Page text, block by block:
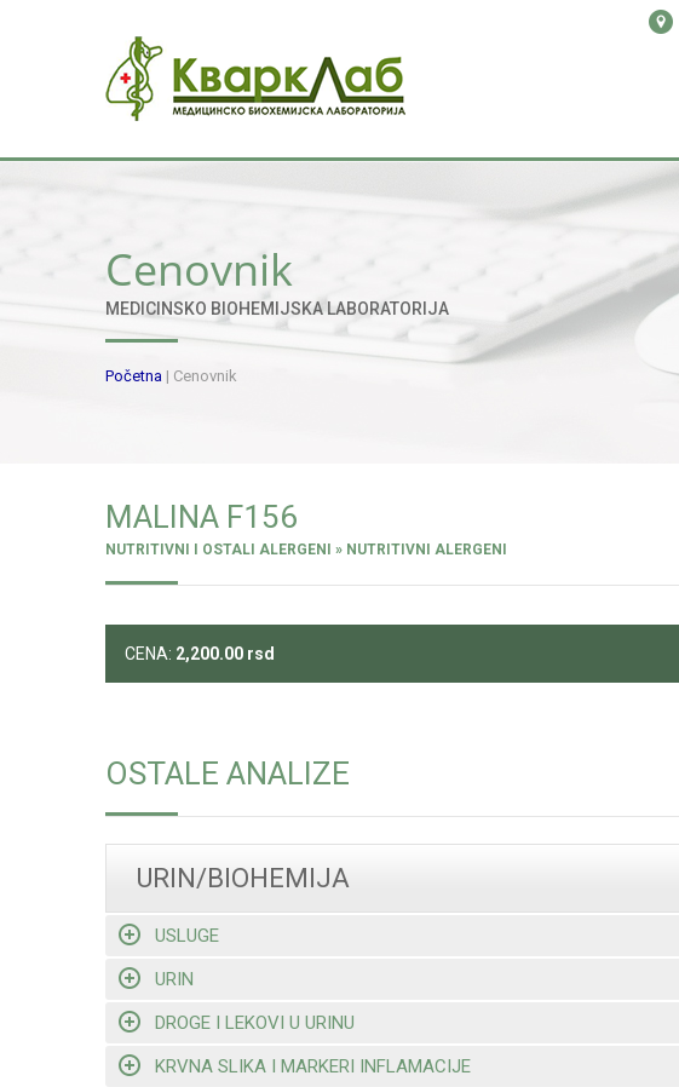
Cenovnik
MEDICINSKO BIOHEMIJSKA LABORATORIJA
Početna | Cenovnik
MALINA F156
NUTRITIVNI I OSTALI ALERGENI » NUTRITIVNI ALERGENI
CENA: 2,200.00 rsd
OSTALE ANALIZE
URIN/BIOHEMIJA
USLUGE
URIN
DROGE I LEKOVI U URINU
KRVNA SLIKA I MARKERI INFLAMACIJE